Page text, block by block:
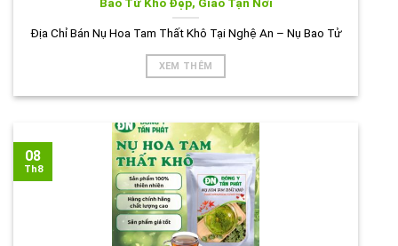
Địa Chỉ Bán Nụ Hoa Tam Thất Khô Tại Nghệ An – Nụ Bao Tử
XEM THÊM
08
Th8